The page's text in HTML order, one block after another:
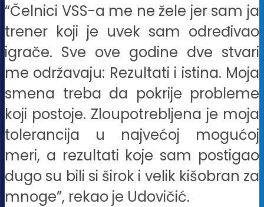
“Čelnici VSS-a me ne žele jer sam ja
trener koji je uvek sam određivao
igrače. Sve ove godine dve stvari
me održavaju: Rezultati i istina. Moja
smena treba da pokrije probleme
koji postoje. Zloupotrebljena je moja
tolerancija u najvećoj mogućoj
meri, a rezultati koje sam postigao
dugo su bili si širok i velik kišobran za
mnoge”, rekao je Udovičić.